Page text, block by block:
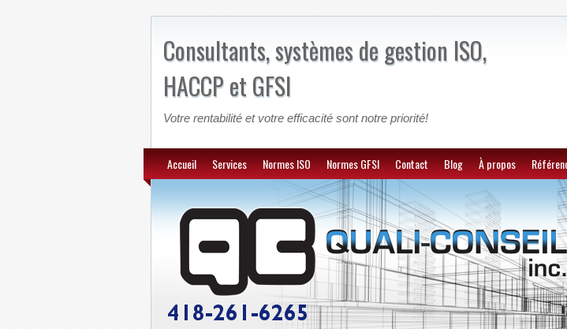
Consultants, systèmes de gestion ISO,
HACCP et GFSI
Votre rentabilité et votre efficacité sont notre priorité!
Accueil Services Normes ISO Normes GFSI Contact Blog À propos